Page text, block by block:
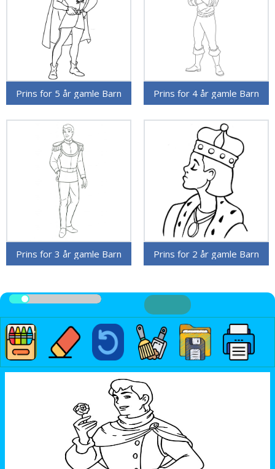
Prins for 5 år gamle Barn Prins for 4 år gamle Barn
Prins for 3 år gamle Barn Prins for 2 år gamle Barn